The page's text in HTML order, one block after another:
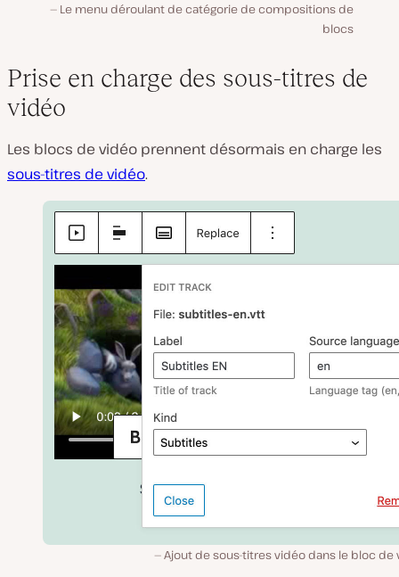
Le menu déroulant de catégorie de compositions de
blocs
Prise en charge des sous-titres de
vidéo
Les blocs de vidéo prennent désormais en charge les
sous-titres de vidéo.
Ajout de sous-titres vidéo dans le bloc de